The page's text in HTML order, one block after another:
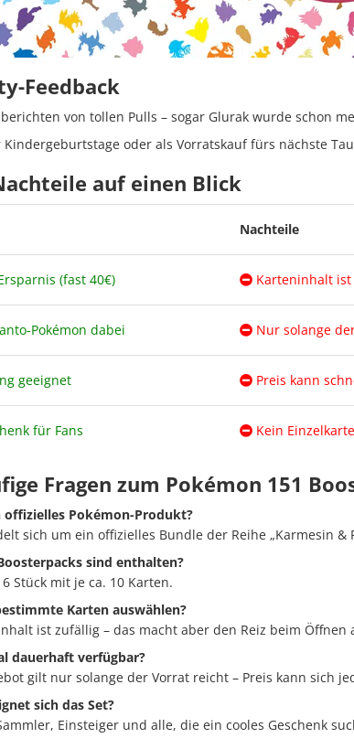
Feedback
von tollen Pulls – sogar Glurak wurde schon
Kindergeburtstage oder als Vorratskauf fürs nächste
auf einen Blick
Nachteile
(fast 40€) Karteninhalt
Pokémon dabei Nur solange
geeignet Preis kann
für Fans Kein
Fragen zum Pokémon 151
offizielles Pokémon-Produkt?
sich um ein offizielles Bundle der Reihe „Karmesin &
sind enthalten?
Stück mit je ca. 10 Karten.
Karten auswählen?
ist zufällig – das macht aber den Reiz beim Öffnen
dauerhaft verfügbar?
gilt nur solange der Vorrat reicht – Preis kann sich
sich das Set?
Einsteiger und alle, die ein cooles Geschenk